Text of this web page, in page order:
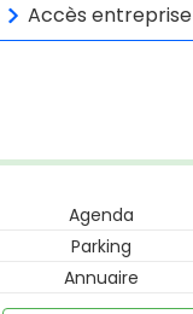
Accès entreprise
Agenda
Parking
Annuaire